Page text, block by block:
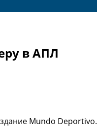
в АПЛ
Mundo Deportivo.